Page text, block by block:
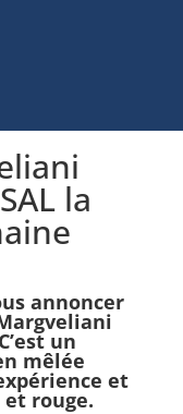
la
annoncer
un
mêlée
et
et rouge.